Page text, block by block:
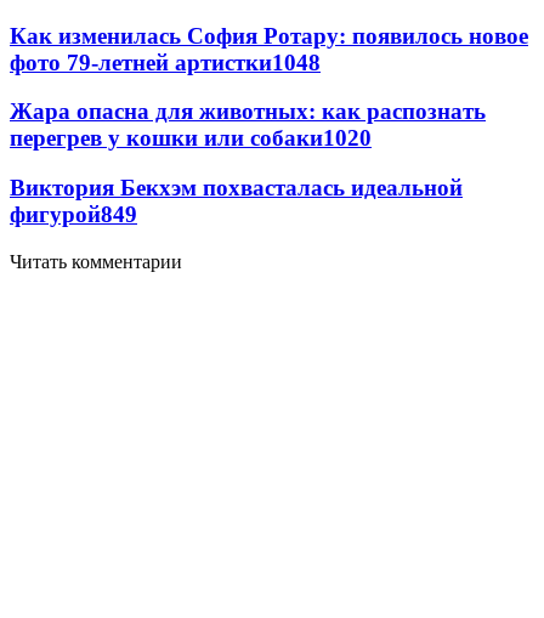
Как изменилась София Ротару: появилось новое
фото 79-летней артистки1048
Жара опасна для животных: как распознать
перегрев у кошки или собаки1020
Виктория Бекхэм похвасталась идеальной
фигурой849
Читать комментарии